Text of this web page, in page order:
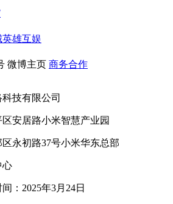
英雄互娱
微博主页 商务合作
技有限公司
安居路小米智慧产业园
永初路37号小米华东总部
心
：2025年3月24日